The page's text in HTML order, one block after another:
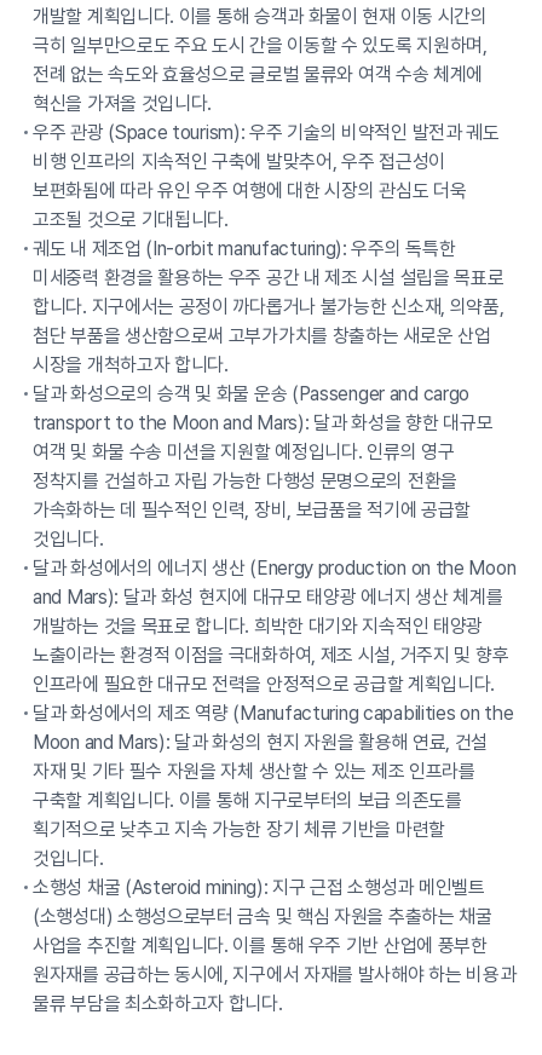
개발할 계획입니다. 이를 통해 승객과 화물이 현재 이동 시간의
극히 일부만으로도 주요 도시 간을 이동할 수 있도록 지원하며,
전례 없는 속도와 효율성으로 글로벌 물류와 여객 수송 체계에
혁신을 가져올 것입니다.
우주 관광 (Space tourism): 우주 기술의 비약적인 발전과 궤도
비행 인프라의 지속적인 구축에 발맞추어, 우주 접근성이
보편화됨에 따라 유인 우주 여행에 대한 시장의 관심도 더욱
고조될 것으로 기대됩니다.
궤도 내 제조업 (In-orbit manufacturing): 우주의 독특한
미세중력 환경을 활용하는 우주 공간 내 제조 시설 설립을 목표로
합니다. 지구에서는 공정이 까다롭거나 불가능한 신소재, 의약품,
첨단 부품을 생산함으로써 고부가가치를 창출하는 새로운 산업
시장을 개척하고자 합니다.
달과 화성으로의 승객 및 화물 운송 (Passenger and cargo
transport to the Moon and Mars): 달과 화성을 향한 대규모
여객 및 화물 수송 미션을 지원할 예정입니다. 인류의 영구
정착지를 건설하고 자립 가능한 다행성 문명으로의 전환을
가속화하는 데 필수적인 인력, 장비, 보급품을 적기에 공급할
것입니다.
달과 화성에서의 에너지 생산 (Energy production on the Moon
and Mars): 달과 화성 현지에 대규모 태양광 에너지 생산 체계를
개발하는 것을 목표로 합니다. 희박한 대기와 지속적인 태양광
노출이라는 환경적 이점을 극대화하여, 제조 시설, 거주지 및 향후
인프라에 필요한 대규모 전력을 안정적으로 공급할 계획입니다.
달과 화성에서의 제조 역량 (Manufacturing capabilities on the
Moon and Mars): 달과 화성의 현지 자원을 활용해 연료, 건설
자재 및 기타 필수 자원을 자체 생산할 수 있는 제조 인프라를
구축할 계획입니다. 이를 통해 지구로부터의 보급 의존도를
획기적으로 낮추고 지속 가능한 장기 체류 기반을 마련할
것입니다.
소행성 채굴 (Asteroid mining): 지구 근접 소행성과 메인벨트
(소행성대) 소행성으로부터 금속 및 핵심 자원을 추출하는 채굴
사업을 추진할 계획입니다. 이를 통해 우주 기반 산업에 풍부한
원자재를 공급하는 동시에, 지구에서 자재를 발사해야 하는 비용과
물류 부담을 최소화하고자 합니다.